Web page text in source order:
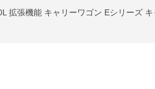
拡張機能 キャリーワゴン Eシリーズ